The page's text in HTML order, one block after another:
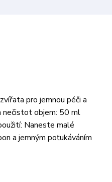
pro jemnou péči a
nečistot objem: 50 ml
Naneste malé
a jemným poťukáváním